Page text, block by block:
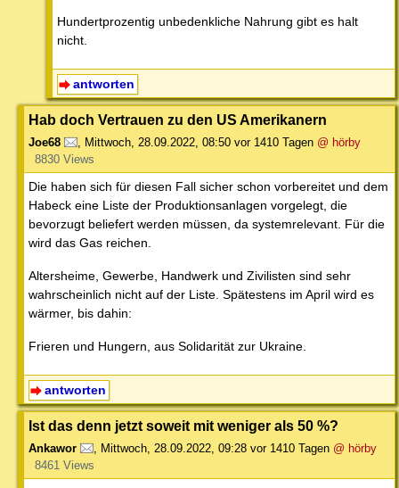
Hundertprozentig unbedenkliche Nahrung gibt es halt
nicht.
antworten
Hab doch Vertrauen zu den US Amerikanern
Joe68 , Mittwoch, 28.09.2022, 08:50 vor 1410 Tagen @ hörby
8830 Views
Die haben sich für diesen Fall sicher schon vorbereitet und dem
Habeck eine Liste der Produktionsanlagen vorgelegt, die
bevorzugt beliefert werden müssen, da systemrelevant. Für die
wird das Gas reichen.
Altersheime, Gewerbe, Handwerk und Zivilisten sind sehr
wahrscheinlich nicht auf der Liste. Spätestens im April wird es
wärmer, bis dahin:
Frieren und Hungern, aus Solidarität zur Ukraine.
antworten
Ist das denn jetzt soweit mit weniger als 50 %?
Ankawor , Mittwoch, 28.09.2022, 09:28 vor 1410 Tagen @ hörby
8461 Views